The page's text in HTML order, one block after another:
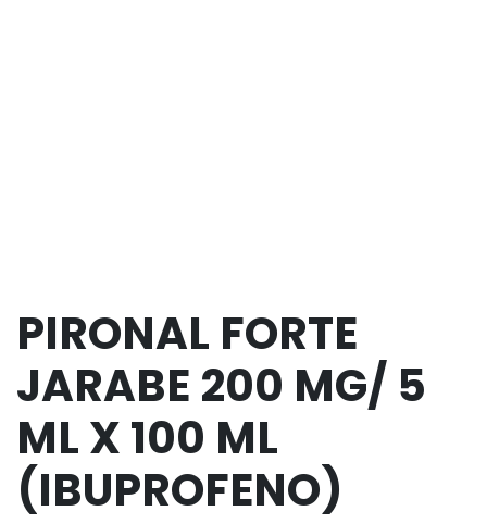
PIRONAL FORTE
JARABE 200 MG/ 5
ML X 100 ML
(IBUPROFENO)